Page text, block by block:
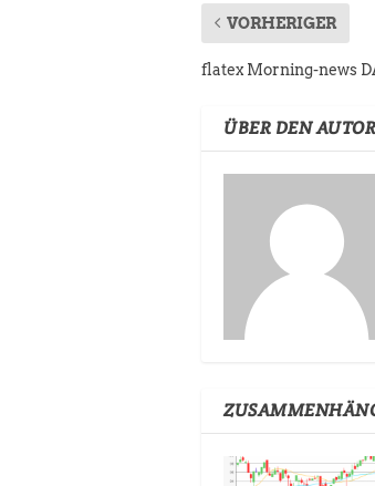
VORHERIGER
flatex Morning-news
ÜBER DEN AUTOR